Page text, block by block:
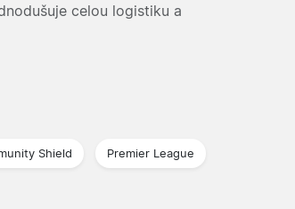
celou logistiku a
Shield Premier League